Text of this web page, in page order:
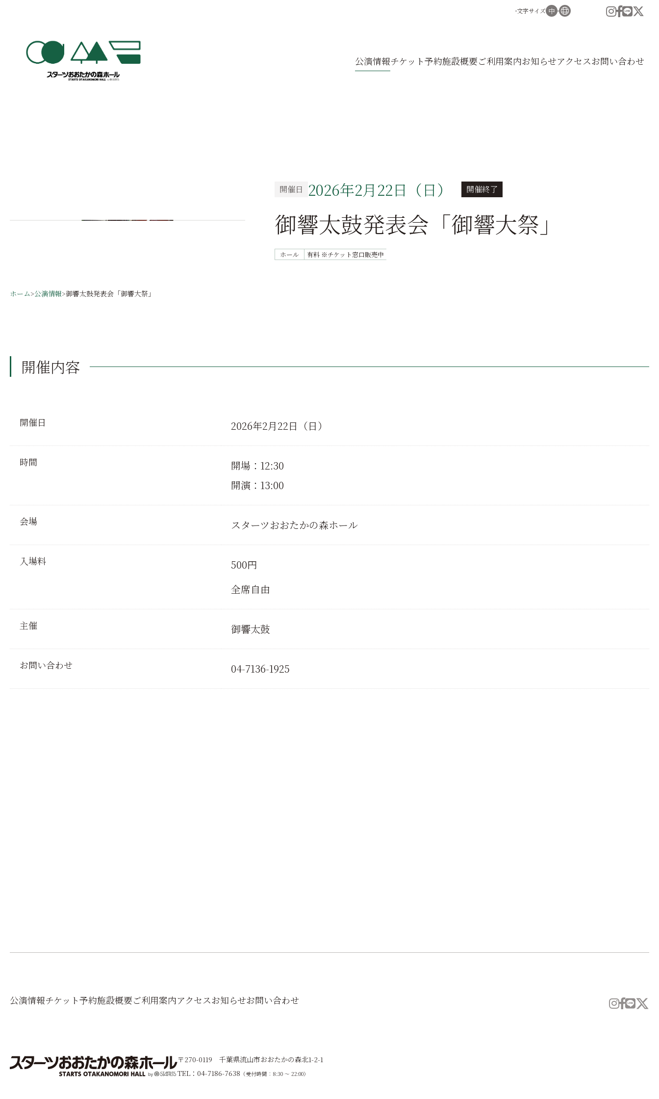
公演情報チケット予約施設概要ご利用案内お知らせアクセスお問い合わせ
文字サイズ
開催日 2026年2月22日（日） 開催終了
御響太鼓発表会「御響大祭」
ホール 有料 ※チケット窓口販売中
ホーム>公演情報>御響太鼓発表会「御響大祭」
開催内容
開催日 2026年2月22日（日）
時間
開場：12:30
開演：13:00
会場 スターツおおたかの森ホール
入場料
500円
全席自由
主催 御響太鼓
お問い合わせ 04-7136-1925
公演情報チケット予約施設概要ご利用案内アクセスお知らせお問い合わせ
〒270-0119 千葉県流山市おおたかの森北1-2-1
TEL：04-7186-7638 （受付時間：8:30 ～ 22:00）